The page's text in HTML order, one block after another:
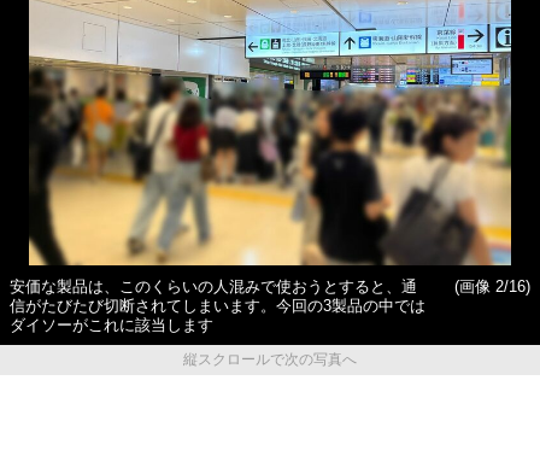
安価な製品は、このくらいの人混みで使おうとすると、通
信がたびたび切断されてしまいます。今回の3製品の中では
ダイソーがこれに該当します
(画像 2/16)
縦スクロールで次の写真へ